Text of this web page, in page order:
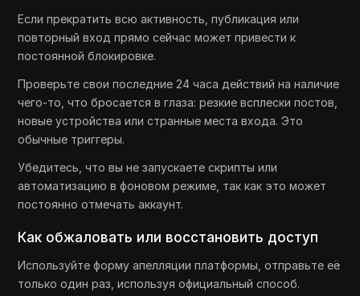
Если прекратить всю активность, публикация или
повторный вход прямо сейчас может привести к
постоянной блокировке.
Проверьте свои последние 24 часа действий на наличие
чего-то, что бросается в глаза: резкие всплески постов,
новые устройства или странные места входа. Это
обычные триггеры.
Убедитесь, что вы не запускаете скрипты или
автоматизацию в фоновом режиме, так как это может
постоянно отмечать аккаунт.
Как обжаловать или восстановить доступ
Используйте форму апелляции платформы, отправьте её
только один раз, используя официальный способ.